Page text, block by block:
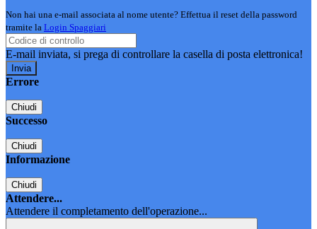
Non hai una e-mail associata al nome utente? Effettua il reset della password
tramite la Login Spaggiari
E-mail inviata, si prega di controllare la casella di posta elettronica!
Errore
Chiudi
Successo
Chiudi
Informazione
Chiudi
Attendere...
Attendere il completamento dell'operazione...